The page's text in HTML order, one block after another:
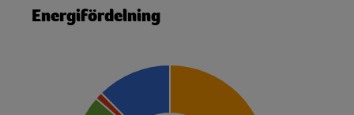
Kolhydrat
Monosackarider
Sackaros
Energifördelning